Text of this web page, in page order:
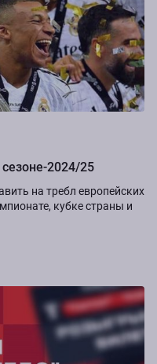
2024/25
на требл европейских
кубке страны и